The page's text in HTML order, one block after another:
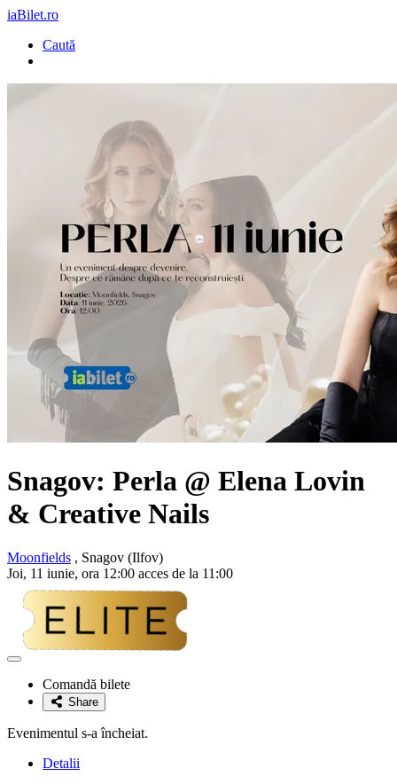
iaBilet.ro
Caută
Snagov: Perla @ Elena Lovin
& Creative Nails
Moonfields , Snagov (Ilfov)
Joi, 11 iunie, ora 12:00 acces de la 11:00
Adaugă
favoriteComandă bilete
Share
Evenimentul s-a încheiat.
Detalii